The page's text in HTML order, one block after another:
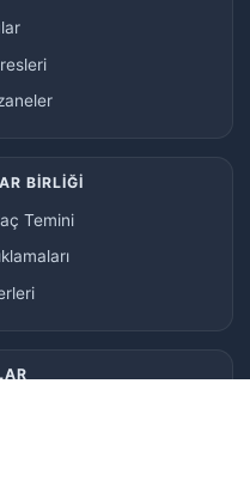
BİRLİĞİ
Temini